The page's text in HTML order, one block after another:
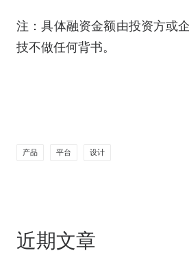
注：具体融资金额由投资方或
技不做任何背书。
产品 平台 设计
近期文章